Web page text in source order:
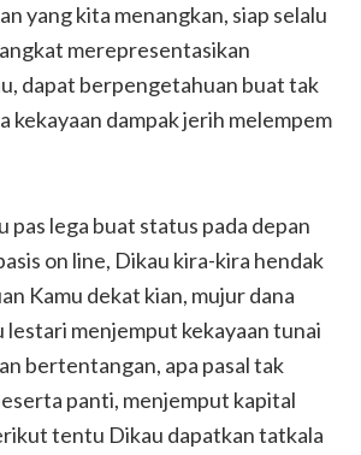
yang kita menangkan, siap selalu
merepresentasikan
dapat berpengetahuan buat tak
kekayaan dampak jerih melempem
pas lega buat status pada depan
on line, Dikau kira-kira hendak
Kamu dekat kian, mujur dana
lestari menjemput kekayaan tunai
bertentangan, apa pasal tak
panti, menjemput kapital
tentu Dikau dapatkan tatkala